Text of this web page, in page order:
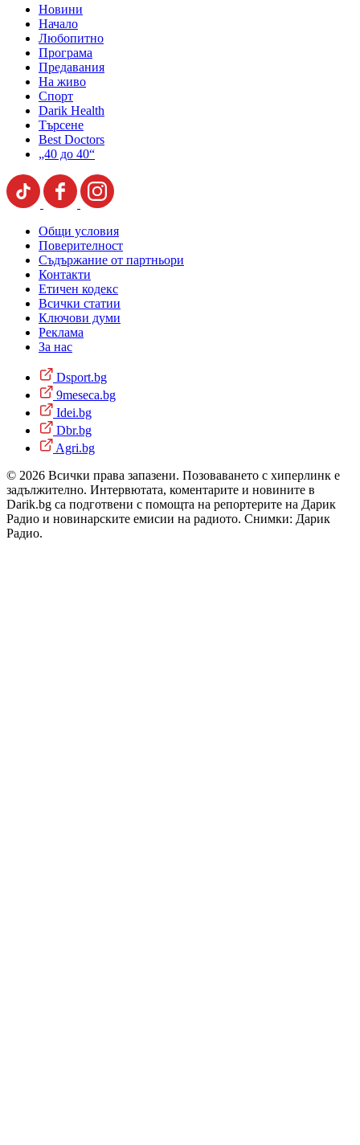
Новини
Начало
Любопитно
Програма
Предавания
На живо
Спорт
Darik Health
Търсене
Best Doctors
„40 до 40“
Общи условия
Поверителност
Съдържание от партньори
Контакти
Етичен кодекс
Всички статии
Ключови думи
Реклама
За нас
Dsport.bg
9meseca.bg
Idei.bg
Dbr.bg
Agri.bg
© 2026 Всички права запазени. Позоваването с хиперлинк е
задължително. Интервютата, коментарите и новините в
Darik.bg са подготвени с помощта на репортерите на Дарик
Радио и новинарските емисии на радиото. Снимки: Дарик
Радио.